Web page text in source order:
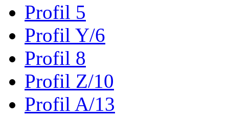
Profil 5
Profil Y/6
Profil 8
Profil Z/10
Profil A/13